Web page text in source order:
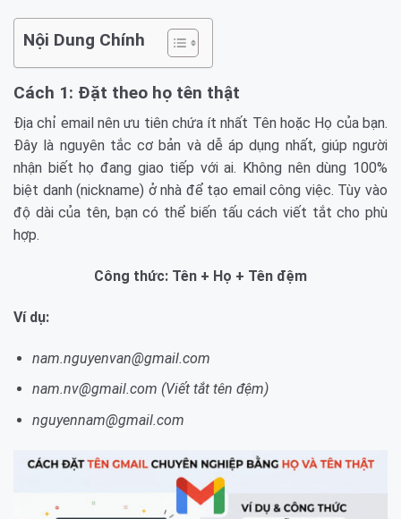
Nội Dung Chính
Cách 1: Đặt theo họ tên thật
Địa chỉ email nên ưu tiên chứa ít nhất Tên hoặc Họ của bạn.
Đây là nguyên tắc cơ bản và dễ áp dụng nhất, giúp người
nhận biết họ đang giao tiếp với ai. Không nên dùng 100%
biệt danh (nickname) ở nhà để tạo email công việc. Tùy vào
độ dài của tên, bạn có thể biến tấu cách viết tắt cho phù
hợp.
Công thức: Tên + Họ + Tên đệm
Ví dụ:
nam.nguyenvan@gmail.com
nam.nv@gmail.com (Viết tắt tên đệm)
nguyennam@gmail.com